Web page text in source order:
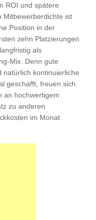
ROI und spätere
Mitbewerberdichte ist
Position in der
zehn Platzierungen
als
Mix. Denn gute
natürlich kontinuierliche
geschafft, freuen sich
an hochwertigem
zu anderen
im Monat